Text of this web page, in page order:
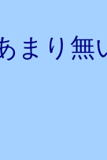
まり